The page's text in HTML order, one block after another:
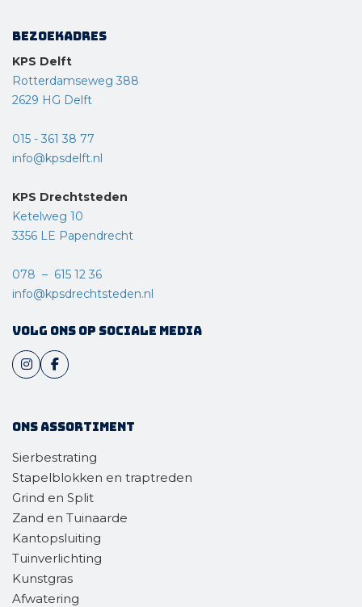
Bezoekadres
KPS Delft
Rotterdamseweg 388
2629 HG Delft
015 - 361 38 77
info@kpsdelft.nl
KPS Drechtsteden
Ketelweg 10
3356 LE Papendrecht
078 – 615 12 36
info@kpsdrechtsteden.nl
Volg ons op sociale media
Ons assortiment
Sierbestrating
Stapelblokken en traptreden
Grind en Split
Zand en Tuinaarde
Kantopsluiting
Tuinverlichting
Kunstgras
Afwatering